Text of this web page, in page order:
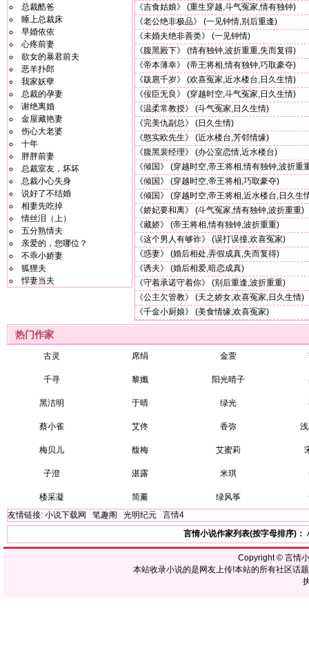
总裁酷爸
睡上总裁床
早婚依依
心疼前妻
欲女的暴君前夫
恶羊扑郎
我家妖孽
总裁的孕妻
谢绝离婚
金屋藏艳妻
伤心大老婆
十年
胖胖前妻
总裁室友，坏坏
总裁小心失身
说好了不结婚
相妻先吃掉
情丝泪（上）
五分熟情夫
亲爱的，您哪位？
不乖小娇妻
狐狸夫
悍妻当夫
《吉食姑娘》
(重生穿越,斗气冤家,情有独钟)
《老公绝非极品》
(一见钟情,别后重逢)
《未婚夫绝非善类》
(一见钟情)
《腹黑殿下》
(情有独钟,波折重重,失而复得)
《帝本薄幸》
(帝王将相,情有独钟,巧取豪夺)
《跋扈千岁》
(欢喜冤家,近水楼台,日久生情)
《佞臣无良》
(穿越时空,斗气冤家,日久生情)
《温柔常教授》
(斗气冤家,日久生情)
《完美仇副总》
(日久生情)
《憨实欧先生》
(近水楼台,芳邻情缘)
《腹黑裴经理》
(办公室恋情,近水楼台)
《倾国》
(穿越时空,帝王将相,情有独钟,波折重
《倾国》
(穿越时空,帝王将相,巧取豪夺)
《倾国》
(穿越时空,帝王将相,近水楼台,日久生
《娇妃要和离》
(斗气冤家,情有独钟,波折重重)
《藏娇》
(帝王将相,情有独钟,波折重重)
《这个男人有够诈》
(误打误撞,欢喜冤家)
《惑妻》
(婚后相处,弄假成真,失而复得)
《诱夫》
(婚后相爱,暗恋成真)
《守着承诺守着你》
(别后重逢,波折重重)
《公主欠管教》
(天之娇女,欢喜冤家,日久生情)
《千金小厨娘》
(美食情缘,欢喜冤家)
热门作家
古灵 席绢 金萱
千寻 黎孅 阳光晴子
黑洁明 于晴 绿光
蔡小雀 艾佟 香弥
梅贝儿 馥梅 艾蜜莉
子澄 湛露 米琪
楼采凝 简薰 绿风筝
友情链接: 小说下载网 笔趣阁 光明纪元
言情4
言情小说作家列表(按字母排序)：
Copyright © 言情
本站收录小说的是网友上传!本站的所有社区话